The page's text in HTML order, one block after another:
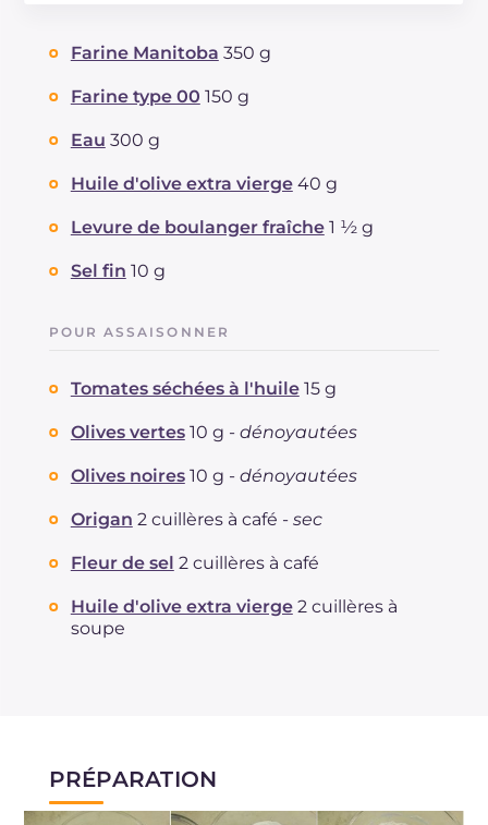
Dont sucres
Protéine
dont acides gras saturés
Fibre
Farine Manitoba 350 g
Farine type 00 150 g
Eau 300 g
Huile d'olive extra vierge 40 g
Levure de boulanger fraîche 1 ½ g
Sel fin 10 g
POUR ASSAISONNER
Tomates séchées à l'huile 15 g
Olives vertes 10 g - dénoyautées
Olives noires 10 g - dénoyautées
Origan 2 cuillères à café - sec
Fleur de sel 2 cuillères à café
Huile d'olive extra vierge 2 cuillères à
soupe
PRÉPARATION